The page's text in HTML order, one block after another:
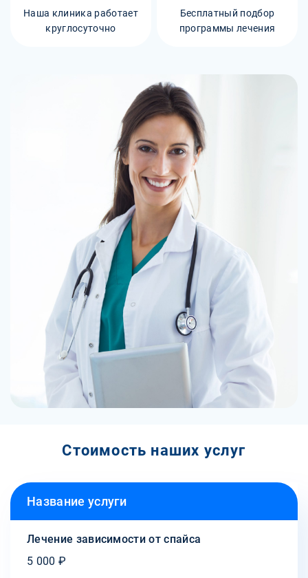
Наша клиника работает
круглосуточно
Бесплатный подбор
программы лечения
Стоимость наших услуг
Название услуги
Лечение зависимости от спайса
5 000 ₽